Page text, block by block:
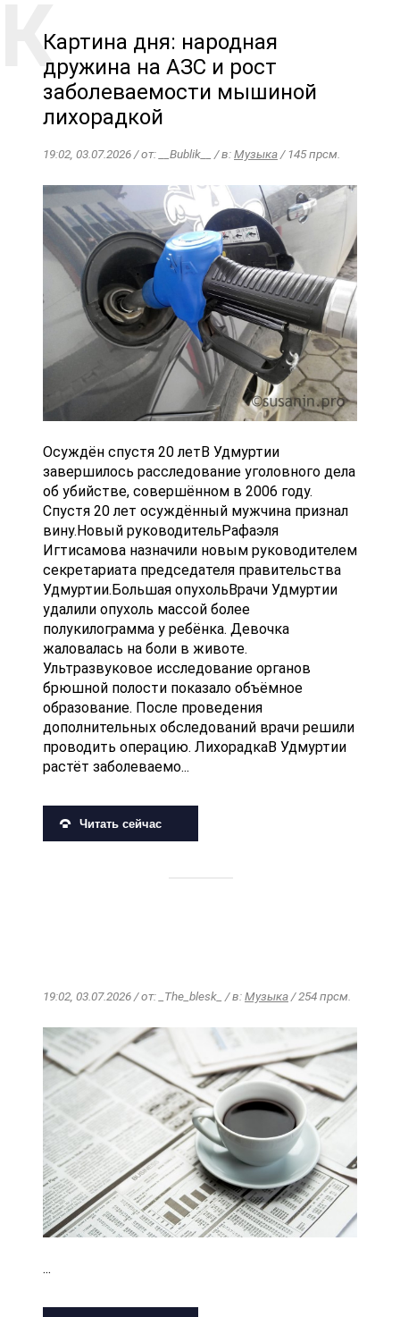
Картина дня: народная
дружина на АЗС и рост
заболеваемости мышиной
лихорадкой
19:02, 03.07.2026 / от: __Bublik__ / в:Музыка/ 145 прсм.
Осуждён спустя 20 летВ Удмуртии
завершилось расследование уголовного дела
об убийстве, совершённом в 2006 году.
Спустя 20 лет осуждённый мужчина признал
вину.Новый руководительРафаэля
Игтисамова назначили новым руководителем
секретариата председателя правительства
Удмуртии.Большая опухольВрачи Удмуртии
удалили опухоль массой более
полукилограмма у ребёнка. Девочка
жаловалась на боли в животе.
Ультразвуковое исследование органов
брюшной полости показало объёмное
образование. После проведения
дополнительных обследований врачи решили
проводить операцию. ЛихорадкаВ Удмуртии
растёт заболеваемо...
Читать сейчас
19:02, 03.07.2026 / от: _The_blesk_ / в:Музыка/ 254 прсм.
...